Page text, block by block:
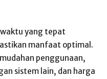
yang tepat
manfaat optimal.
penggunaan,
sistem lain, dan harga